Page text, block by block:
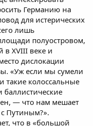
Германию на
для истерических
лишь
полуостровом,
в XVIII веке и
дислокации
«Уж если мы сумели
такие колоссальные
баллистические
— что нам мешает
с Путиным?».
что в «большой